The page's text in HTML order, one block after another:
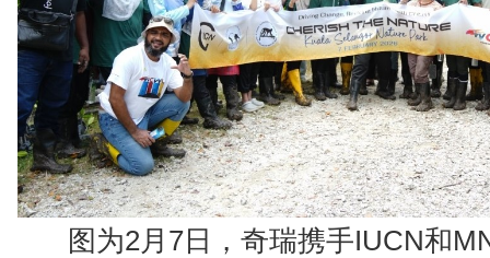
图为2月7日，奇瑞携手IUCN和